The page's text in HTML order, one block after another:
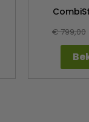
€ 799,00